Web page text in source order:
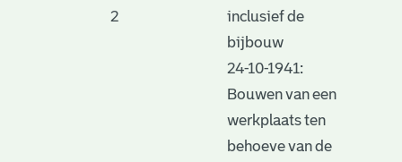
2
inclusief de
bijbouw
24-10-1941:
Bouwen van een
werkplaats ten
behoeve van de